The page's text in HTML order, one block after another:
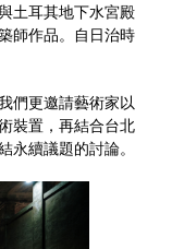
土耳其地下水宮殿
師作品。自日治時
們更邀請藝術家以
裝置，再結合台北
永續議題的討論。